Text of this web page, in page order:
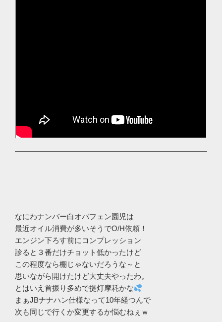
なにわナンバー白オバフェン園児は
最近オイル消費が多いそうでO/H依頼！
エンジン下ろす前にコンプレッション
診ると３番だけチョット低かったけど
この程度なら棚じゃないだろうな～と
思いながら開けたけど大丈夫やったわ。
とはいえ首振り多めで提灯摩耗かな
まぁJBナナハン仕様なって10年経つんで
次も同じで行くか変更するか悩むねぇｗ